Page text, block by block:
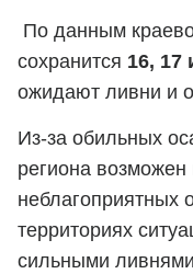
По данным
сохранится 16, 17
ожидают ливни и
Из-за обильных
региона
неблагоприятных
территориях
сильными